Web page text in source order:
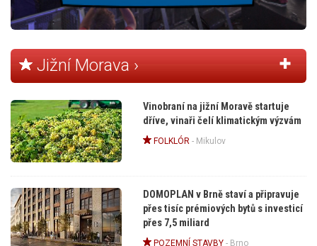
Jižní Morava ›
Vinobraní na jižní Moravě startuje
dříve, vinaři čelí klimatickým výzvám
FOLKLÓR- Mikulov
DOMOPLAN v Brně staví a připravuje
přes tisíc prémiových bytů s investicí
přes 7,5 miliard
POZEMNÍ STAVBY- Brno